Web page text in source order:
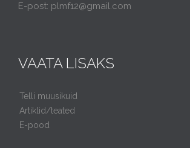
E-post: plmf12@gmail.com
VAATA LISAKS
Telli muusikuid
Artiklid/teated
E-pood